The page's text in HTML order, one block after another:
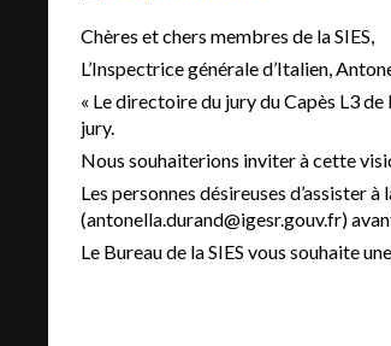
Chères et chers membres de la SIES,
L’Inspectrice générale d’Italien,
« Le directoire du jury du Capès L3
jury.
Nous souhaiterions inviter à cette
Les personnes désireuses d’assister
(antonella.durand@igesr.gouv.fr)
Le Bureau de la SIES vous souhaite